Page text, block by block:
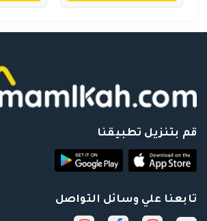
قم بتنزيل تطبيقنا
تابعنا علي وسائل التواصل